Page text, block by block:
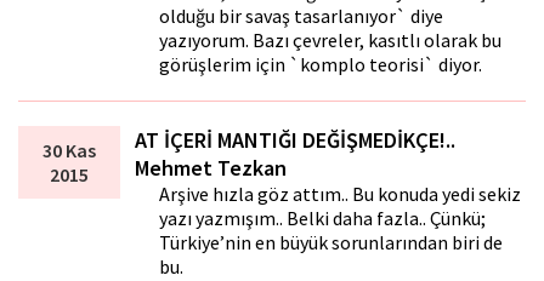
olduğu bir savaş tasarlanıyor` diye
yazıyorum. Bazı çevreler, kasıtlı olarak bu
görüşlerim için `komplo teorisi` diyor.
30 Kas
2015
AT İÇERİ MANTIĞI DEĞİŞMEDİKÇE!..
Mehmet Tezkan
Arşive hızla göz attım.. Bu konuda yedi sekiz
yazı yazmışım.. Belki daha fazla.. Çünkü;
Türkiye’nin en büyük sorunlarından biri de
bu.